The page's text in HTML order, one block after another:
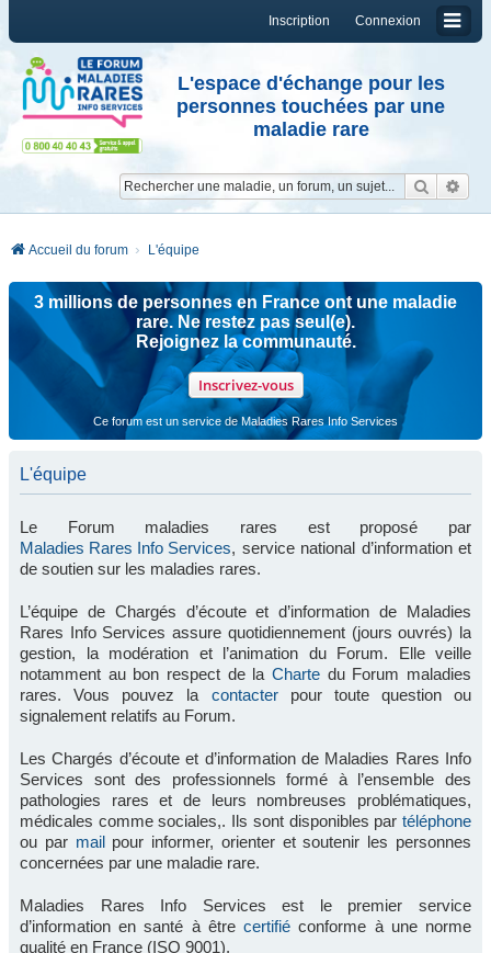
Connexion
Inscription
L'espace d'échange pour les
personnes touchées par une
maladie rare
Accueil du forum L'équipe
3 millions de personnes en France ont une maladie
rare. Ne restez pas seul(e).
Rejoignez la communauté.
Inscrivez-vous
Ce forum est un service de Maladies Rares Info Services
L'équipe
Le Forum maladies rares est proposé par
Maladies Rares Info Services, service national d’information et
de soutien sur les maladies rares.
L’équipe de Chargés d’écoute et d’information de Maladies
Rares Info Services assure quotidiennement (jours ouvrés) la
gestion, la modération et l’animation du Forum. Elle veille
notamment au bon respect de la Charte du Forum maladies
rares. Vous pouvez la contacterpour toute question ou
signalement relatifs au Forum.
Les Chargés d’écoute et d’information de Maladies Rares Info
Services sont des professionnels formé à l’ensemble des
pathologies rares et de leurs nombreuses problématiques,
médicales comme sociales,. Ils sont disponibles par téléphone
ou par mailpour informer, orienter et soutenir les personnes
concernées par une maladie rare.
Maladies Rares Info Services est le premier service
d’information en santé à êtrecertifié conforme à une norme
qualité en France (ISO 9001).